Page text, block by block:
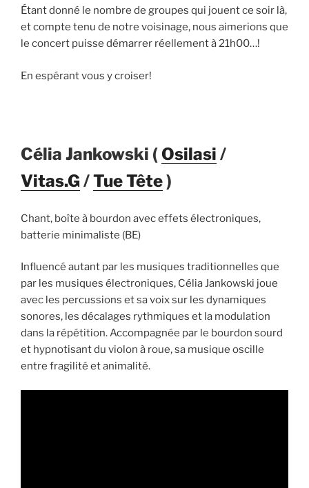
Étant donné le nombre de groupes qui jouent ce soir là,
et compte tenu de notre voisinage, nous aimerions que
le concert puisse démarrer réellement à 21h00…!
En espérant vous y croiser!
Célia Jankowski ( Osilasi /
Vitas.G /Tue Tête)
Chant, boîte à bourdon avec effets électroniques,
batterie minimaliste (BE)
Influencé autant par les musiques traditionnelles que
par les musiques électroniques, Célia Jankowski joue
avec les percussions et sa voix sur les dynamiques
sonores, les décalages rythmiques et la modulation
dans la répétition. Accompagnée par le bourdon sourd
et hypnotisant du violon à roue, sa musique oscille
entre fragilité et animalité.